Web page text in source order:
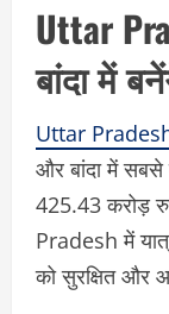
Uttar
बांदा में
Uttar
और बांदा में
425.43 करोड़
Pradesh में
को सुरक्षित और